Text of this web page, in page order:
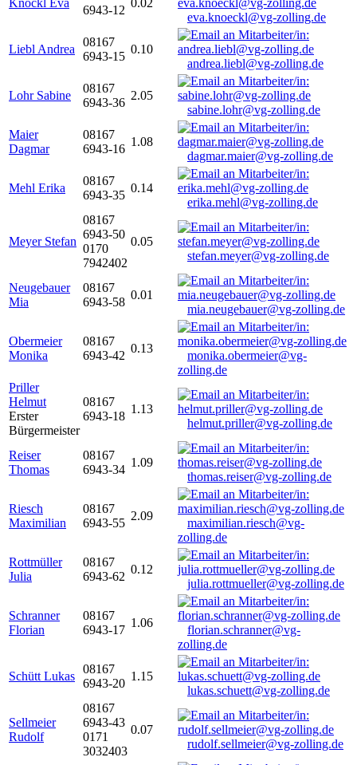
Knöckl Eva
6943-12
0.02
eva.knoeckl@vg-zolling.de
Liebl Andrea
08167
6943-15
0.10
andrea.liebl@vg-zolling.de
Lohr Sabine
08167
6943-36
2.05
sabine.lohr@vg-zolling.de
Maier
Dagmar
08167
6943-16
1.08
dagmar.maier@vg-zolling.de
Mehl Erika
08167
6943-35
0.14
erika.mehl@vg-zolling.de
Meyer Stefan
08167
6943-50
0170
7942402
0.05
stefan.meyer@vg-zolling.de
Neugebauer
Mia
08167
6943-58
0.01
mia.neugebauer@vg-zolling.de
Obermeier
Monika
08167
6943-42
0.13
monika.obermeier@vg-
zolling.de
Priller
Helmut
Erster
Bürgermeister
08167
6943-18
1.13
helmut.priller@vg-zolling.de
Reiser
Thomas
08167
6943-34
1.09
thomas.reiser@vg-zolling.de
Riesch
Maximilian
08167
6943-55
2.09
maximilian.riesch@vg-
zolling.de
Rottmüller
Julia
08167
6943-62
0.12
julia.rottmueller@vg-zolling.de
Schranner
Florian
08167
6943-17
1.06
florian.schranner@vg-
zolling.de
Schütt Lukas
08167
6943-20
1.15
lukas.schuett@vg-zolling.de
Sellmeier
Rudolf
08167
6943-43
0171
3032403
0.07
rudolf.sellmeier@vg-zolling.de